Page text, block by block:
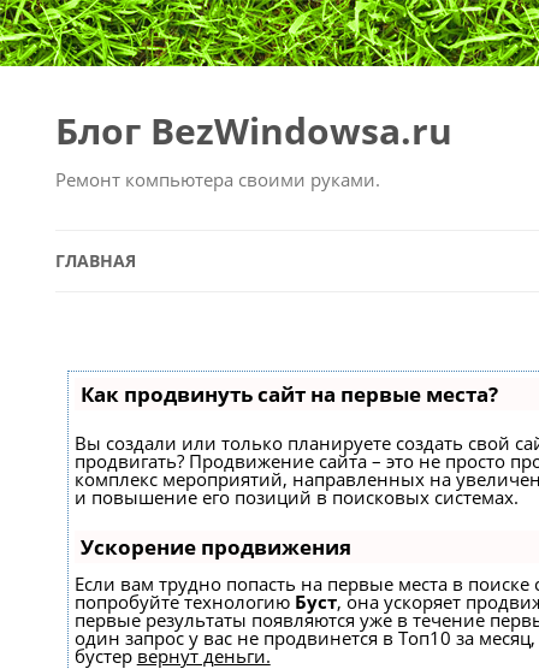
Блог BezWindowsa.ru
Ремонт компьютера своими руками.
ГЛАВНАЯ
Как продвинуть сайт на первые места?
Вы создали или только планируете создать свой
продвигать? Продвижение сайта – это не просто
комплекс мероприятий, направленных на
и повышение его позиций в поисковых системах.
Ускорение продвижения
Если вам трудно попасть на первые места в поиске
попробуйте технологию Буст, она ускоряет
первые результаты появляются уже в течение
один запрос у вас не продвинется в Топ10 за
бустер вернут деньги.